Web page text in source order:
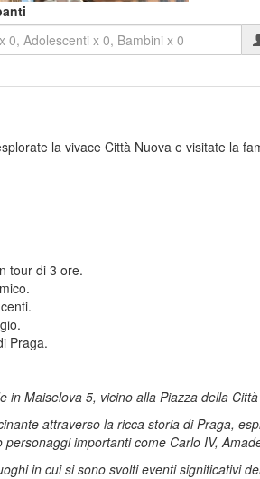
la vivace Città Nuova e visitate la
tour di 3 ore.
Praga.
Maiselova 5, vicino alla Piazza della Città
attraverso la ricca storia di Praga,
importanti come Carlo IV,
in cui si sono svolti eventi significativi